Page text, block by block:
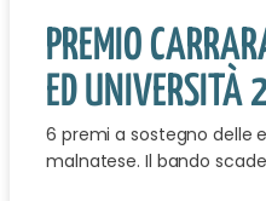
PREMIO
ED UNIVERSITÀ
6 premi a sostegno delle
malnatese. Il bando